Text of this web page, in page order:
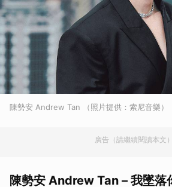
陳勢安 Andrew Tan （照片提供：索尼音樂）
廣告（請繼續閱讀本文）
陳勢安 Andrew Tan – 我墜落